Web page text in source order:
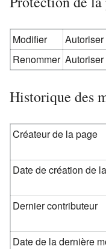
Modifier
Renommer
Historique des
Créateur de la page
Date de création de
Dernier contributeur
Date de la dernière